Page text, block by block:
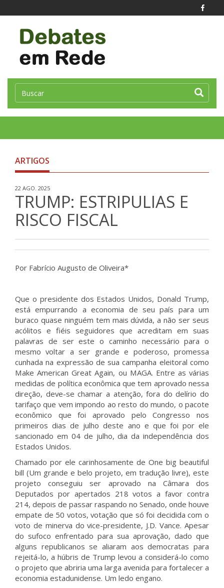
ARTIGOS
22 AGO. 2025
TRUMP: ESTRIPULIAS E
RISCO FISCAL
Por Fabrício Augusto de Oliveira*
Que o presidente dos Estados Unidos, Donald Trump,
está empurrando a economia de seu país para um
buraco quase ninguém tem mais dúvida, a não ser seus
acólitos e fiéis seguidores que acreditam em suas
palavras de ser este o caminho necessário para o
mesmo voltar a ser grande e poderoso, promessa
cunhada na expressão de sua campanha eleitoral como
Make American Great Again, ou MAGA. Entre as várias
medidas de política econômica que tem aprovado nessa
direção, deve-se chamar a atenção, fora do delírio do
tarifaço que vem impondo ao resto do mundo, o pacote
econômico que foi aprovado pelo Congresso nos
primeiros dias de julho deste ano e que foi por ele
sancionado em 04 de julho, dia da independência dos
Estados Unidos.
Chamado por ele carinhosamente de One big beautiful
bill (Um grande e belo projeto, em tradução livre), este
projeto conseguiu ser aprovado na Câmara dos
Deputados por apertados 218 votos a favor contra
214, depois de passar raspando no Senado, onde houve
empate de 50 votos, votação que só foi decidida com o
voto de minerva do vice-presidente, J.D. Vance. Apesar
do sufoco enfrentado para sua aprovação, dado que
alguns republicanos se aliaram aos democratas para
rejeitá-lo, a húbris de Trump levou a considerá-lo como
o projeto que abriria uma larga avenida para fortalecer a
economia estadunidense. Um ledo engano.